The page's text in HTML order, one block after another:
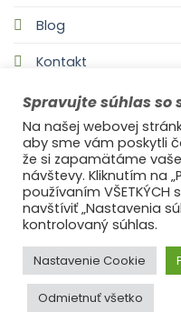
Blog
Kontakt
©2021
© 2025
Spravujte súhlas so
Na našej webovej
aby sme vám poskytli
že si zapamätáme
návštevy. Kliknutím na
používaním
navštíviť „Nastavenia
kontrolovaný súhlas.
Nastavenie Cookie
Odmietnuť všetko